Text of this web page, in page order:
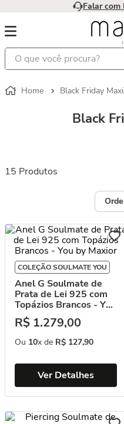
Falar com
O que você procura?
Black Friday
Black
15 Produtos
COLEÇÃO SOULMATE YOU
Anel G Soulmate de
Prata de Lei 925 com
Topázios Brancos - You
by Maxior
R$ 1.279,00
Ou 10x de R$ 127,90
Ver Detalhes